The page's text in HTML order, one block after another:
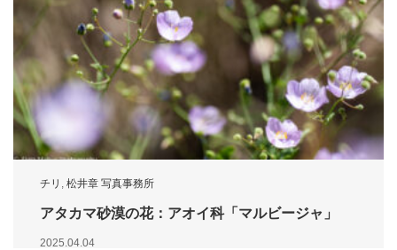
チリ 松井章 写真事務所
アタカマ砂漠の花：アオイ科「マルビージャ」
2025.04.04